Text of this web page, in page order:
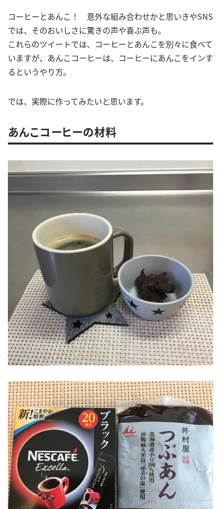
コーヒーとあんこ！ 意外な組み合わせかと思いきやSNS
では、そのおいしさに驚きの声や喜ぶ声も。
これらのツイートでは、コーヒーとあんこを別々に食べて
いますが、あんこコーヒーは、コーヒーにあんこをインす
るというやり方。
では、実際に作ってみたいと思います。
あんこコーヒーの材料